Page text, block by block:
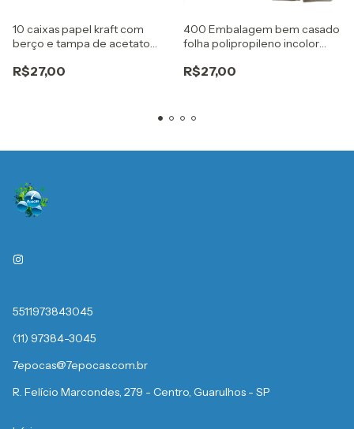
10 caixas papel kraft com
berço e tampa de acetato
R$27,00
400 Embalagem bem casado
folha polipropileno incolor
R$27,00
5511973843045
(11) 97384-3045
7epocas@7epocas.com.br
R. Felício Marcondes, 279 - Centro, Guarulhos - SP